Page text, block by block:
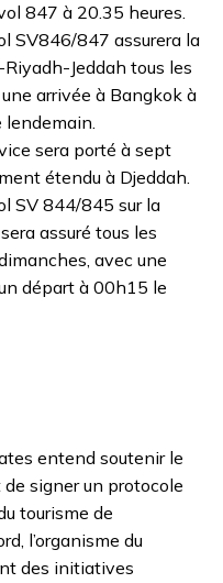
847 à 20.35 heures.
SV846/847 assurera la
Jeddah tous les
arrivée à Bangkok à
sera porté à sept
étendu à Djeddah.
SV 844/845 sur la
assuré tous les
avec une
départ à 00h15 le
entend soutenir le
signer un protocole
tourisme de
l’organisme du
des initiatives